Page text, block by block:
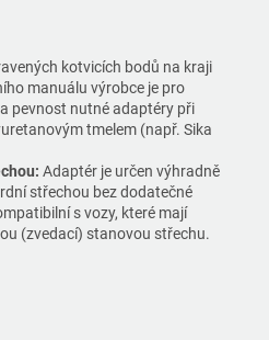
kotvicích bodů na kraji
manuálu výrobce je pro
pevnost nutné adaptéry při
tmelem (např. Sika
Adaptér je určen výhradně
střechou bez dodatečné
s vozy, které mají
(zvedací) stanovou střechu.